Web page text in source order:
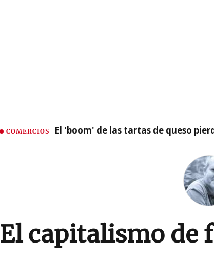
COMERCIOS El 'boom' de las tartas de queso
El capitalismo de